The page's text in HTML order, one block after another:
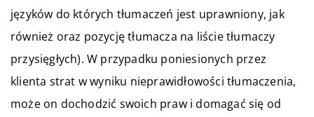
języków do których tłumaczeń jest uprawniony, jak
również oraz pozycję tłumacza na liście tłumaczy
przysięgłych). W przypadku poniesionych przez
klienta strat w wyniku nieprawidłowości tłumaczenia,
może on dochodzić swoich praw i domagać się od